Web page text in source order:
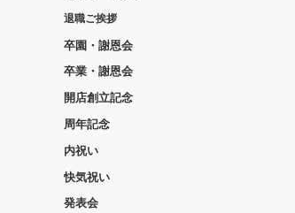
退職ご挨拶
卒園・謝恩会
卒業・謝恩会
開店創立記念
周年記念
内祝い
快気祝い
発表会